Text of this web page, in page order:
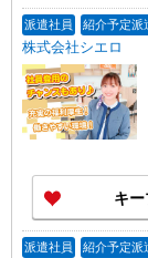
派遣社員 紹介予定派
株式会社シエロ
キ
派遣社員 紹介予定派